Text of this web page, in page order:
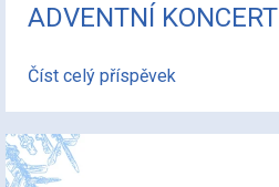
ADVENTNÍ KONCERT
Číst celý příspěvek